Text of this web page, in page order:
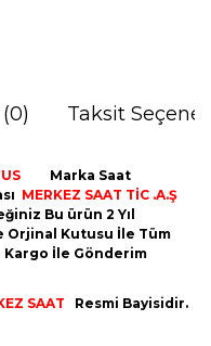
Taksit
Marka Saat
MERKEZ SAAT TİC .A.Ş
Bu ürün 2 Yıl
Orjinal Kutusu İle Tüm
İle Gönderim
SAAT Resmi Bayisidir.